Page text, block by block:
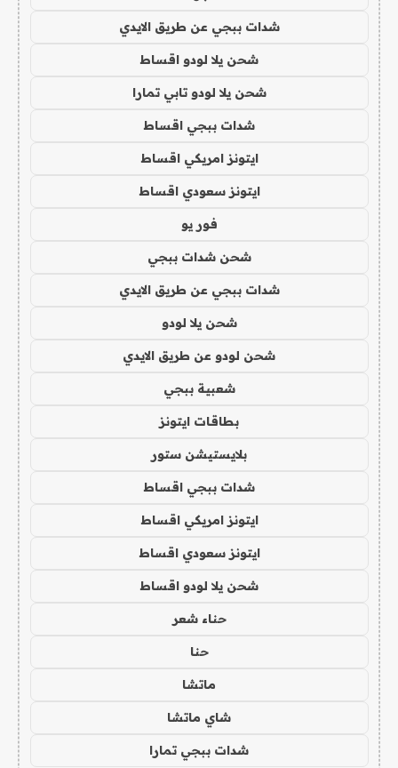
شدات ببجي عن طريق الايدي
شحن يلا لودو اقساط
شحن يلا لودو تابي تمارا
شدات ببجي اقساط
ايتونز امريكي اقساط
ايتونز سعودي اقساط
فور يو
شحن شدات ببجي
شدات ببجي عن طريق الايدي
شحن يلا لودو
شحن لودو عن طريق الايدي
شعبية ببجي
بطاقات ايتونز
بلايستيشن ستور
شدات ببجي اقساط
ايتونز امريكي اقساط
ايتونز سعودي اقساط
شحن يلا لودو اقساط
حناء شعر
حنا
ماتشا
شاي ماتشا
شدات ببجي تمارا